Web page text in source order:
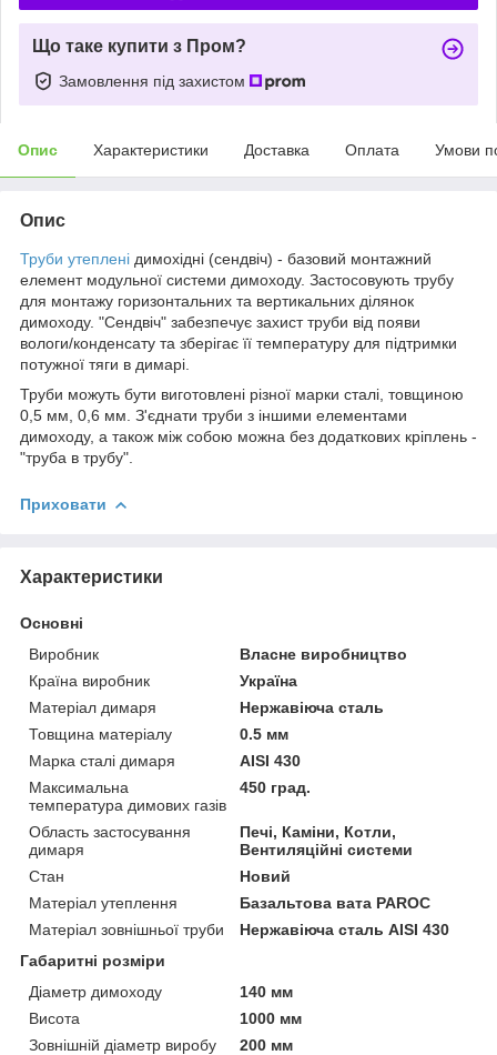
Що таке купити з Пром?
Замовлення під захистом
Опис Характеристики Доставка Оплата Умови
Опис
Труби утеплені димохідні (сендвіч) - базовий монтажний
елемент модульної системи димоходу. Застосовують трубу
для монтажу горизонтальних та вертикальних ділянок
димоходу. "Сендвіч" забезпечує захист труби від появи
вологи/конденсату та зберігає її температуру для підтримки
потужної тяги в димарі.
Труби можуть бути виготовлені різної марки сталі, товщиною
0,5 мм, 0,6 мм. З'єднати труби з іншими елементами
димоходу, а також між собою можна без додаткових кріплень -
"труба в трубу".
Приховати
Характеристики
Основні
Виробник
Власне виробництво
Країна виробник
Україна
Матеріал димаря
Нержавіюча сталь
Товщина матеріалу
0.5 мм
Марка сталі димаря
AISI 430
Максимальна
температура димових газів
450 град.
Область застосування
димаря
Печі, Каміни, Котли,
Вентиляційні системи
Стан
Новий
Матеріал утеплення
Базальтова вата PAROC
Матеріал зовнішньої труби
Нержавіюча сталь AISI 430
Габаритні розміри
Діаметр димоходу
140 мм
Висота
1000 мм
Зовнішній діаметр виробу
200 мм